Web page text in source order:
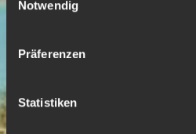
Notwendig
Präferenzen
Statistiken